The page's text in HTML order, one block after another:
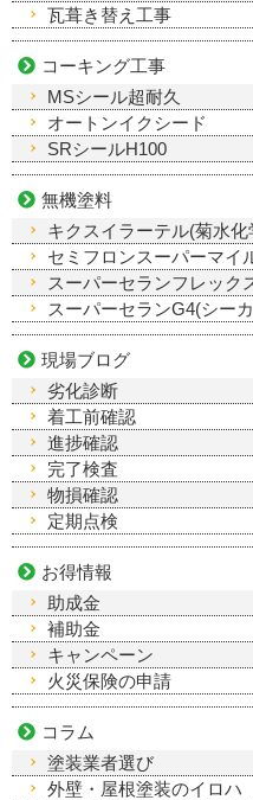
瓦葺き替え工事
コーキング工事
MSシール超耐久
オートンイクシード
SRシールH100
無機塗料
キクスイラーテル(菊水化
セミフロンスーパーマイ
スーパーセランフレック
スーパーセランG4(シー
現場ブログ
劣化診断
着工前確認
進捗確認
完了検査
物損確認
定期点検
お得情報
助成金
補助金
キャンペーン
火災保険の申請
コラム
塗装業者選び
外壁・屋根塗装のイロハ